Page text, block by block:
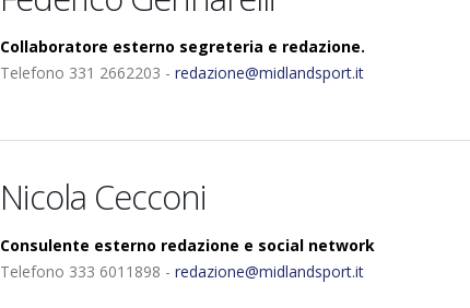
Collaboratore esterno segreteria e redazione.
Telefono 331 2662203 - redazione@midlandsport.it
Nicola Cecconi
Consulente esterno redazione e social network
Telefono 333 6011898 - redazione@midlandsport.it